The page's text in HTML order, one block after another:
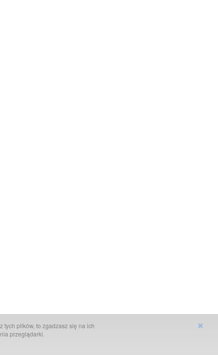
tych plików, to zgadzasz się na ich
przeglądarki.